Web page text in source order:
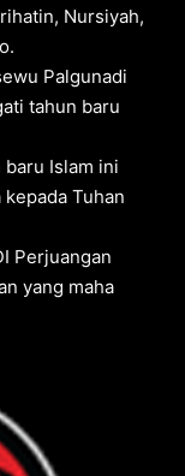
Nursiyah,
Palgunadi
tahun baru
Islam ini
Tuhan
Perjuangan
yang maha